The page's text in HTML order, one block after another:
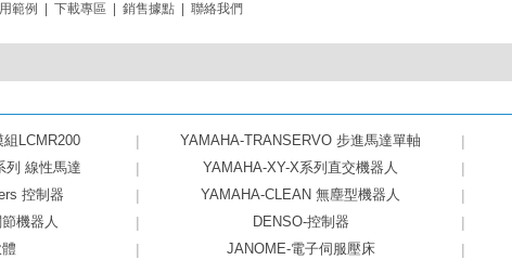
範例 下載專區 銷售據點 聯絡我們
LCMR200 | YAMAHA-TRANSERVO 步進馬達單軸 |
列 線性馬達 | YAMAHA-XY-X系列直交機器人 |
控制器 | YAMAHA-CLEAN 無塵型機器人 |
機器人 | DENSO-控制器 |
| JANOME-電子伺服壓床 |